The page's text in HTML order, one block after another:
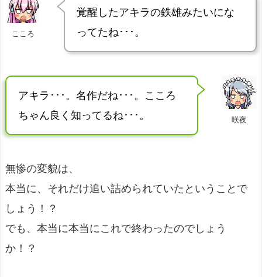
こころ
覚醒したアキラの鉄雄みたいにな
ってたね･･･。
咲夜
アキラ･･･。名作だね･･･。こころ
ちゃん良く知ってるね･･･。
無惨の変貌は、
本当に、それだけ追い詰められていたということで
しょう！？
でも、本当に本当にこれで終わったのでしょう
か！？